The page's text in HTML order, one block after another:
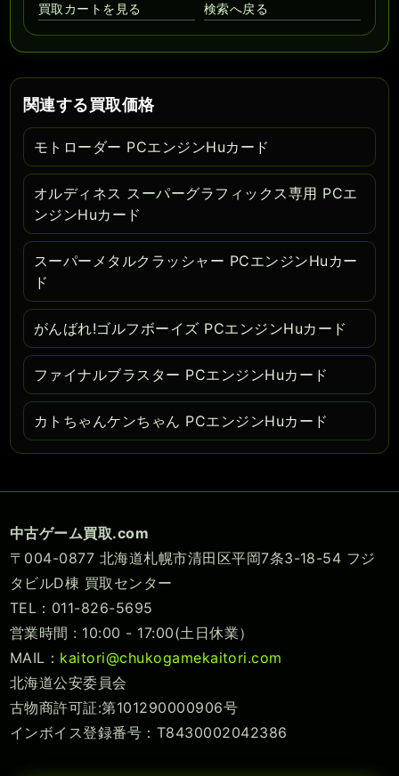
買取カートを見る 検索へ戻る
関連する買取価格
モトローダー PCエンジンHuカード
オルディネス スーパーグラフィックス専用 PCエ
ンジンHuカード
スーパーメタルクラッシャー PCエンジンHuカー
ド
がんばれ!ゴルフボーイズ PCエンジンHuカード
ファイナルブラスター PCエンジンHuカード
カトちゃんケンちゃん PCエンジンHuカード
中古ゲーム買取.com
〒004-0877 北海道札幌市清田区平岡7条3-18-54 フジ
タビルD棟 買取センター
TEL：011-826-5695
営業時間 : 10:00 - 17:00(土日休業）
MAIL： kaitori@chukogamekaitori.com
北海道公安委員会
古物商許可証:第101290000906号
インボイス登録番号：T8430002042386